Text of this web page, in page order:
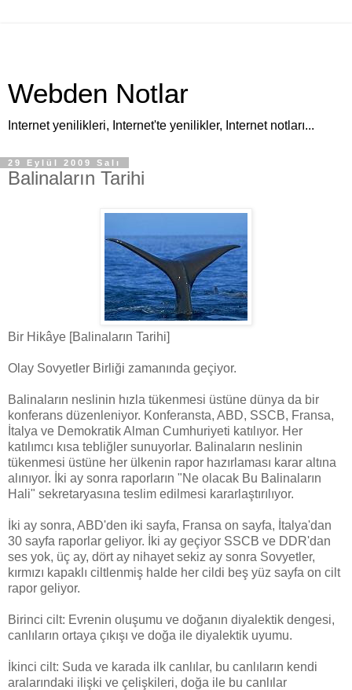
Webden Notlar
Internet yenilikleri, Internet'te yenilikler, Internet notları...
29 Eylül 2009 Salı
Balinaların Tarihi
Bir Hikâye [Balinaların Tarihi]
O lay Sovyetler Birliği zamanında geçiyor.
Balinaların neslinin hızla tükenmesi üstüne dünya da bir
konferans düzenleniyor. Konferansta, ABD, SSCB, Fransa,
İtalya ve Demokratik Alman Cumhuriyeti katılıyor. Her
katılımcı kısa tebliğler sunuyorlar. Balinaların neslinin
tükenmesi üstüne her ülkenin rapor hazırlaması karar altına
alınıyor. İki ay sonra raporların "Ne olacak Bu Balinaların
Hali" sekretaryasına teslim edilmesi kararlaştırılıyor.
İki ay sonra, ABD'den iki sayfa, Fransa on sayfa, İtalya'dan
30 sayfa raporlar geliyor. İki ay geçiyor SSCB ve DDR'dan
ses yok, üç ay, dört ay nihayet sekiz ay sonra Sovyetler,
kırmızı kapaklı ciltlenmiş halde her cildi beş yüz sayfa on cilt
rapor geliyor.
Birinci cilt: Evrenin oluşumu ve doğanın diyalektik dengesi,
canlıların ortaya çıkışı ve doğa ile diyalektik uyumu.
İkinci cilt: Suda ve karada ilk canlılar, bu canlıların kendi
aralarındaki ilişki ve çelişkileri, doğa ile bu canlılar